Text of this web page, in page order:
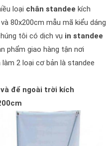
loại chân standee kích
80x200cm mẫu mã kiểu dáng
tôi có dịch vụ in standee
phẩm giao hàng tận nơi
làm 2 loại cơ bản là standee
để ngoài trời kích